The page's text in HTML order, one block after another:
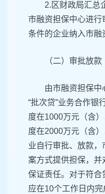
2.区财政局汇总
市融资担保中心进行
条件的企业纳入市融
（二）审批放款
由市融资担保中
“批次贷”业务合作银
度在1000万元（含
度在2000万元（含
业自行审批、放款
案方式提供担保，并
保证责任。对于符合
应在10个工作日内完